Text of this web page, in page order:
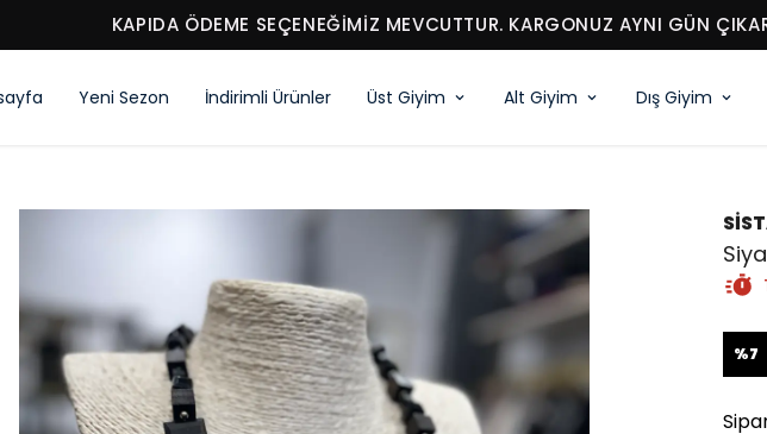
KAPIDA ÖDEME SEÇENEĞİMİZ MEVCUTTUR. KARGONUZ AYNI GÜN
Yeni Sezon İndirimli Ürünler Üst Giyim Alt Giyim Dış Giyim
%7